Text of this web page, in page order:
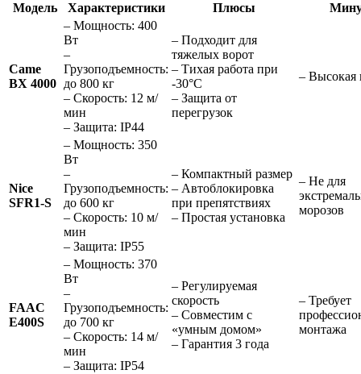
Модель Характеристики Плюсы
Came
BX 4000
– Мощность: 400
Вт
–
Грузоподъемность:
до 800 кг
– Скорость: 12 м/
мин
– Защита: IP44
– Подходит для
тяжелых ворот
– Тихая работа при
-30°C
– Защита от
перегрузок
– Высокая
Nice
SFR1-S
– Мощность: 350
Вт
–
Грузоподъемность:
до 600 кг
– Скорость: 10 м/
мин
– Защита: IP55
– Компактный размер
– Автоблокировка
при препятствиях
– Простая установка
– Не для
морозов
FAAC
E400S
– Мощность: 370
Вт
–
Грузоподъемность:
до 700 кг
– Скорость: 14 м/
мин
– Защита: IP54
– Регулируемая
скорость
– Совместим с
«умным домом»
– Гарантия 3 года
– Требует
монтажа